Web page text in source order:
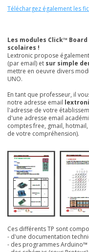
Téléchargez également les
Les modules Click™
scolaires !
Lextronic propose
(par email) et sur simple
mettre en oeuvre divers
UNO.
En tant que professeur, il
notre adresse email
l'adresse de votre
d'une adresse email
comptes free, gmail,
de votre compréhension).
Ces différents TP sont
- d'une documentation
- des programmes Arduino™